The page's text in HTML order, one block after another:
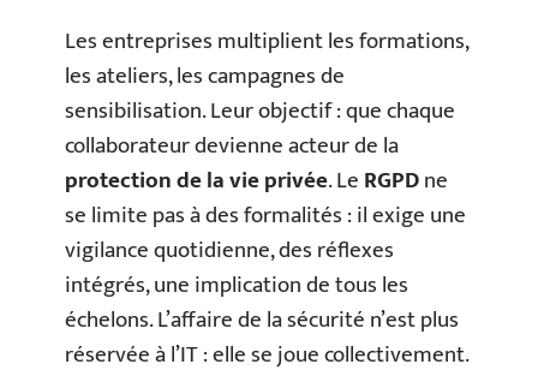
Les entreprises multiplient les formations,
les ateliers, les campagnes de
sensibilisation. Leur objectif : que chaque
collaborateur devienne acteur de la
protection de la vie privée. LeRGPDne
se limite pas à des formalités : il exige une
vigilance quotidienne, des réflexes
intégrés, une implication de tous les
échelons. L’affaire de la sécurité n’est plus
réservée à l’IT : elle se joue collectivement.